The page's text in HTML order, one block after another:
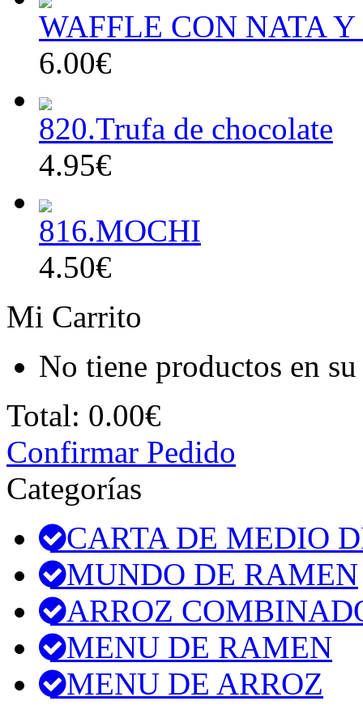
WAFFLE CON NATA
6.00€
820.Trufa de chocolate
4.95€
816.MOCHI
4.50€
Mi Carrito
No tiene productos en
Total: 0.00€
Confirmar Pedido
Categorías
CARTA DE MEDIO
MUNDO DE RAMEN
ARROZ
MENU DE RAMEN
MENU DE ARROZ